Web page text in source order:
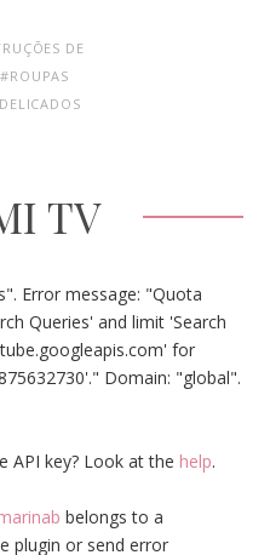
DE
#ROUPAS
TV
Error message: "Quota
Queries' and limit 'Search
for
Domain: "global".
API key? Look at the help.
belongs to a
plugin or send error